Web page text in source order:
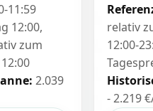
11:59
12:00,
zum
2.039
relativ
12:00-
- 2.219